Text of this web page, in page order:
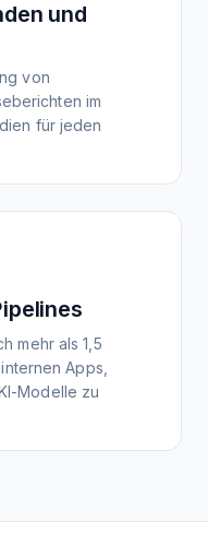
und
von
im
für jeden
mehr als 1,5
Apps,
Modelle zu